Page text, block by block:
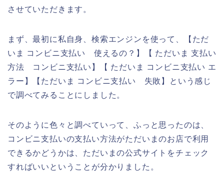
させていただきます。
まず、最初に私自身、検索エンジンを使って、【ただ
いま コンビニ支払い 使えるの？】【 ただいま 支払い
方法 コンビニ支払い】【 ただいま コンビニ支払い エ
ラー】【ただいま コンビニ支払い 失敗】という感じ
で調べてみることにしました。
そのように色々と調べていって、ふっと思ったのは、
コンビニ支払いの支払い方法がただいまのお店で利用
できるかどうかは、ただいまの公式サイトをチェック
すればいいということが分かりました。